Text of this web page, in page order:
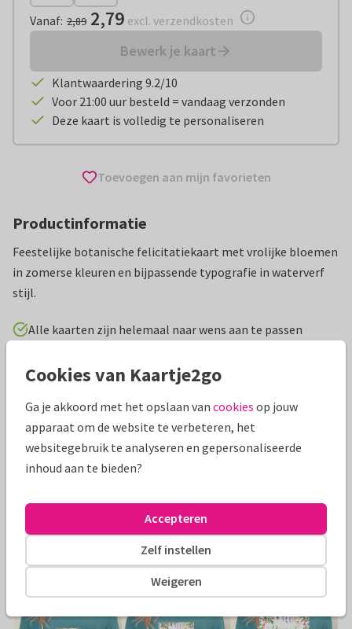
Vanaf: 2,89 2,79 excl. verzendkosten
Bewerk je kaart
Klantwaardering 9.2/10
Voor 21:00 uur besteld = vandaag verzonden
Deze kaart is volledig te personaliseren
Toevoegen aan mijn favorieten
Productinformatie
Feestelijke botanische felicitatiekaart met vrolijke bloemen
in zomerse kleuren en bijpassende typografie in waterverf
stijl.
Alle kaarten zijn helemaal naar wens aan te passen
Geslaagd kaarten Astrid Willems
Specificaties bij deze kaart
Papiersoort: Kies uit 6 luxe papiersoorten
Adres: Achterop de kaart
Formaten
Cookies van Kaartje2go
Ga je akkoord met het opslaan van cookies op jouw
apparaat om de website te verbeteren, het
websitegebruik te analyseren en gepersonaliseerde
inhoud aan te bieden?
Weigeren
Zelf instellen
Accepteren